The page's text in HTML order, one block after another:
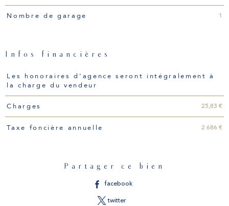
Nombre de garage 1
Infos financières
Caractéristiques Valeurs
Les honoraires d'agence seront intégralement à
la charge du vendeur
Charges 25,83 €
Taxe foncière annuelle 2 686 €
Partager ce bien
facebook
twitter